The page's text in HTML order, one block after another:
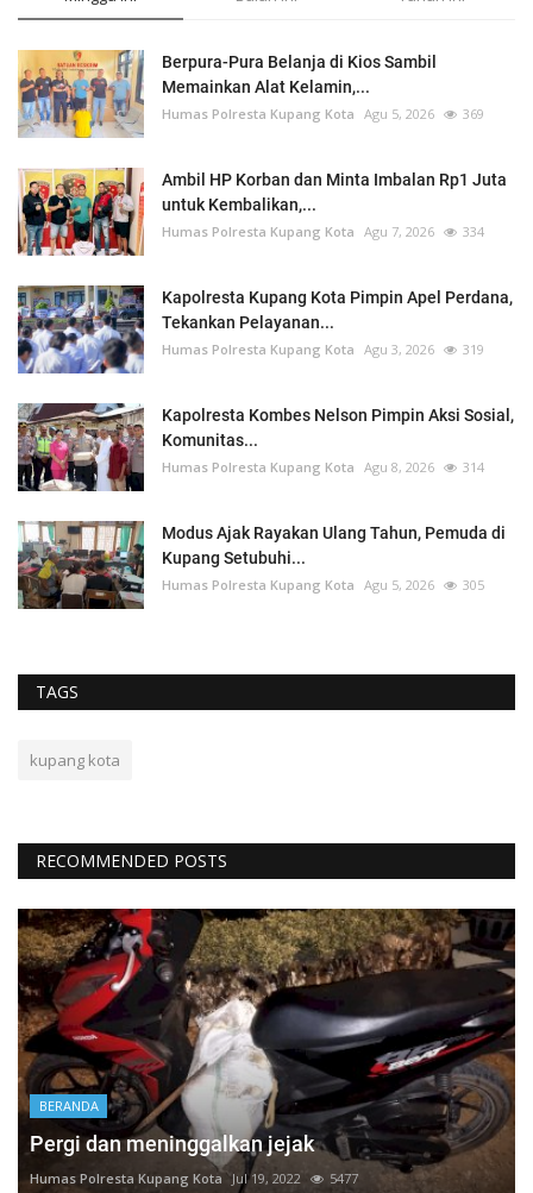
Berpura-Pura Belanja di Kios Sambil
Memainkan Alat Kelamin,...
Humas Polresta Kupang Kota Agu 5, 2026 369
Ambil HP Korban dan Minta Imbalan Rp1 Juta
untuk Kembalikan,...
Humas Polresta Kupang Kota Agu 7, 2026 334
Kapolresta Kupang Kota Pimpin Apel Perdana,
Tekankan Pelayanan...
Humas Polresta Kupang Kota Agu 3, 2026 319
Kapolresta Kombes Nelson Pimpin Aksi Sosial,
Komunitas...
Humas Polresta Kupang Kota Agu 8, 2026 314
Modus Ajak Rayakan Ulang Tahun, Pemuda di
Kupang Setubuhi...
Humas Polresta Kupang Kota Agu 5, 2026 305
TAGS
kupang kota
RECOMMENDED POSTS
BERANDA
Pergi dan meninggalkan jejak
Humas Polresta Kupang Kota Jul 19, 2022 5477